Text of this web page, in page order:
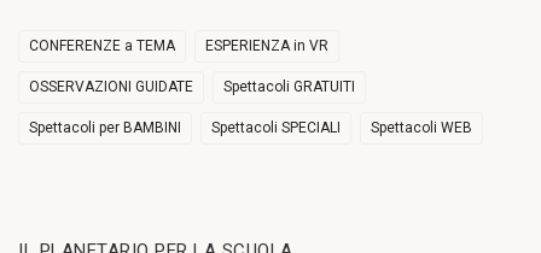
CONFERENZE a TEMA ESPERIENZA in VR
OSSERVAZIONI GUIDATE Spettacoli GRATUITI
Spettacoli per BAMBINI Spettacoli SPECIALI Spettacoli WEB